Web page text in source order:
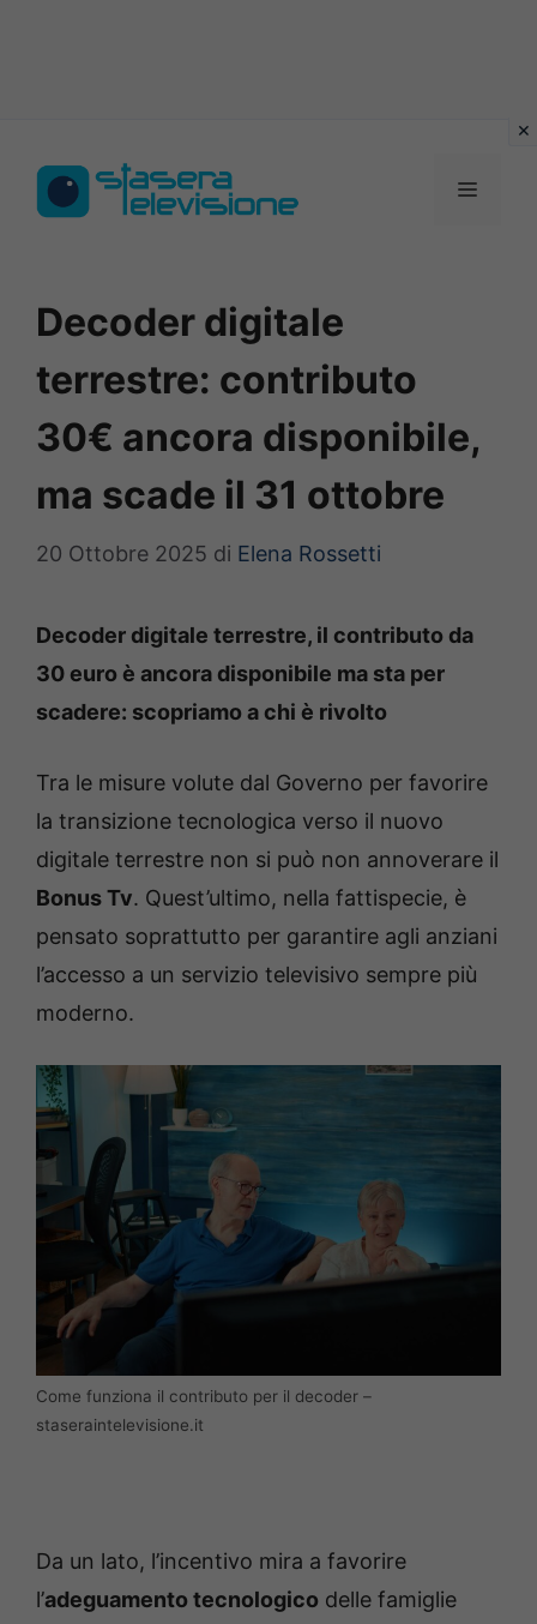
contenuto
MENU
Decoder digitale
terrestre: contributo
30€ ancora disponibile,
ma scade il 31 ottobre
20 Ottobre 2025 di Elena Rossetti
Decoder digitale terrestre, il contributo da
30 euro è ancora disponibile ma sta per
scadere: scopriamo a chi è rivolto
Tra le misure volute dal Governo per favorire
la transizione tecnologica verso il nuovo
digitale terrestre non si può non annoverare il
Bonus Tv. Quest’ultimo, nella fattispecie, è
pensato soprattutto per garantire agli anziani
l’accesso a un servizio televisivo sempre più
moderno.
Come funziona il contributo per il decoder –
staseraintelevisione.it
Da un lato, l’incentivo mira a favorire
l’adeguamento tecnologico delle famiglie